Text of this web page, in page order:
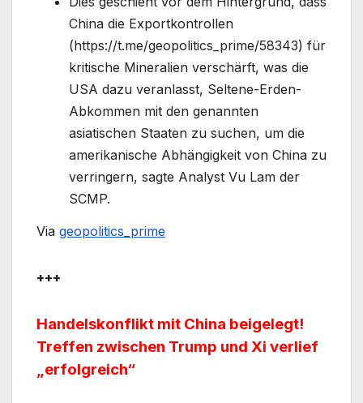
China die Exportkontrollen
(https://t.me/geopolitics_prime/58343) für
kritische Mineralien verschärft, was die
USA dazu veranlasst, Seltene-Erden-
Abkommen mit den genannten
asiatischen Staaten zu suchen, um die
amerikanische Abhängigkeit von China zu
verringern, sagte Analyst Vu Lam der
SCMP.
Via geopolitics_prime
+++
Handelskonflikt mit China beigelegt!
Treffen zwischen Trump und Xi verlief
„erfolgreich“